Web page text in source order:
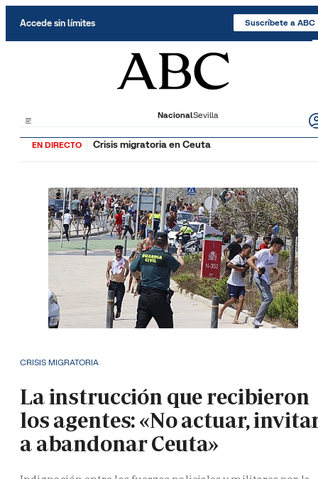
Accede sin límites Suscríbete a ABC
NacionalSevilla
EN DIRECTO Crisis migratoria en Ceuta
CRISIS MIGRATORIA
La instrucción que recibieron
los agentes: «No actuar,
a abandonar Ceuta»